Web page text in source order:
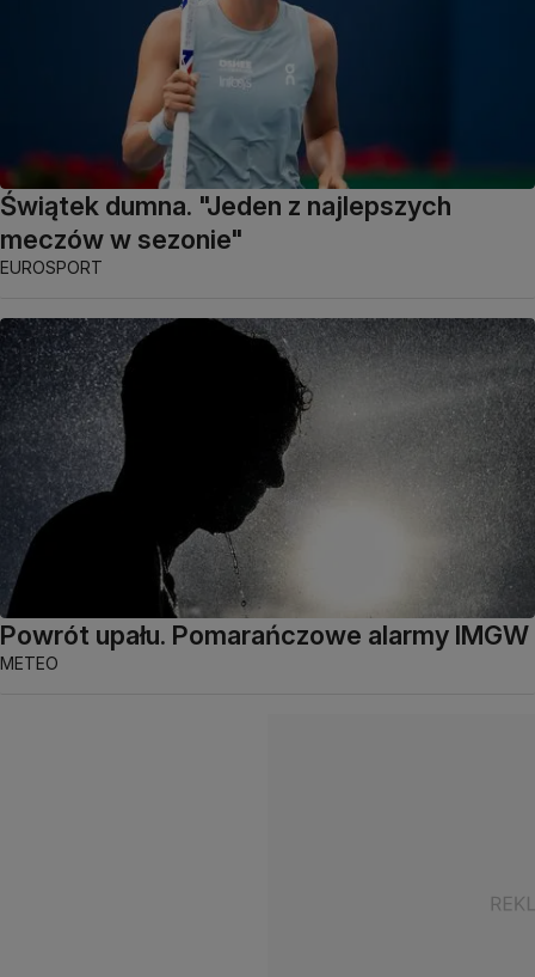
Świątek dumna. "Jeden z najlepszych
meczów w sezonie"
EUROSPORT
Powrót upału. Pomarańczowe alarmy IMGW
METEO